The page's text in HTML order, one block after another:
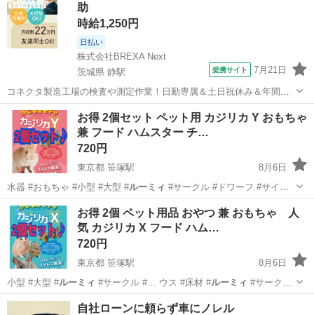
助
時給1,250円
日払い
株式会社BREXA Next
茨城県 静駅
提携サイト 7月21日
コネクタ製造工場の検査や測定作業！日勤専属＆土日祝休み＆年間休
日128日★クリーンルーム内作業★マイカー通勤OK＆無料駐車場あり
★就業先食堂利用可！日払い制度あり！《茨城県常陸大宮市》 人気の
工場のお仕事 ◇コネクタ製造工...
茨城 常陸大宮市 静駅
お得 2個セット ペット用 カジリカ Y おもちゃ
兼 フード ハムスター チ…
720円
東京都 笹塚駅
8月6日
水器 #おもちゃ #小型 #大型 #ルーミィ #サークル #ドワーフ #サイレ
ン…
東京 渋谷区 笹塚駅 その他 モルモット
お得 2個 ペット用品 おやつ 兼 おもちゃ 人
気 カジリカ X フード ハム…
720円
東京都 笹塚駅
8月6日
小型 #大型 #ルーミィ #サークル #… ウス #床材 #ルーミィ #サークル
#…東京 渋谷区 笹塚駅 その他 チンチラ
自社ローンに頼らず車にノレル